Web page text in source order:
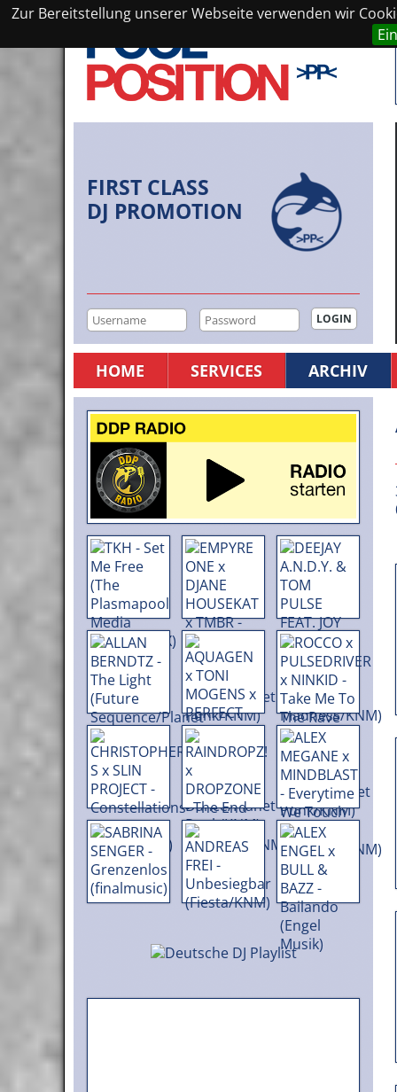
Zur Bereitstellung unserer Webseite verwenden wir
FIRST CLASS
DJ PROMOTION
HOME SERVICES ARCHIV